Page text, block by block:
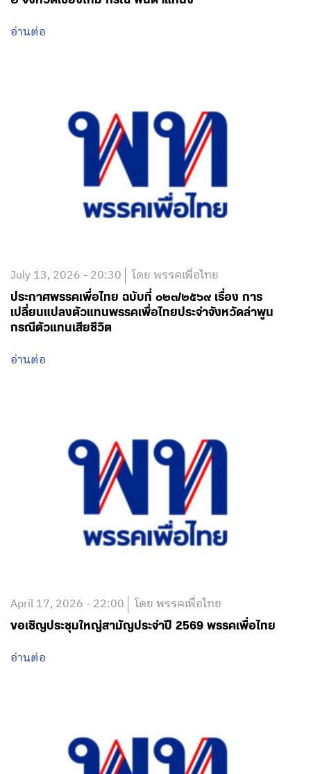
อ่านต่อ
July 13, 2026 - 20:30 โดย พรรคเพื่อไทย
ประกาศพรรคเพื่อไทย ฉบับที่ ๐๒๓/๒๕๖๙ เรื่อง การ
เปลี่ยนแปลงตัวแทนพรรคเพื่อไทยประจำจังหวัดลำพูน
กรณีตัวแทนเสียชีวิต
อ่านต่อ
April 17, 2026 - 22:00 โดย พรรคเพื่อไทย
ขอเชิญประชุมใหญ่สามัญประจำปี 2569 พรรคเพื่อไทย
อ่านต่อ